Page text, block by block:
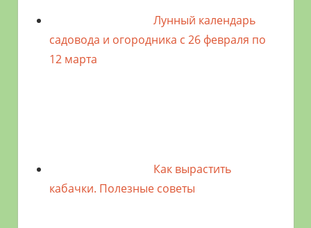
Лунный календарь
садовода и огородника с 26 февраля по
12 марта
Как вырастить
кабачки. Полезные советы